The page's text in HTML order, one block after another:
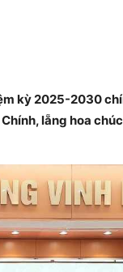
kỳ 2025-2030
lẵng hoa